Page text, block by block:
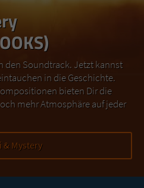
den Soundtrack. Jetzt kannst
in die Geschichte.
bieten Dir die
mehr Atmosphäre auf jeder
& Mystery